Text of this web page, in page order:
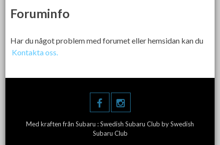
Foruminfo
Har du något problem med forumet eller hemsidan kan du
Kontakta oss.
Med kraften från Subaru :Swedish Subaru Club by Swedish
Subaru Club